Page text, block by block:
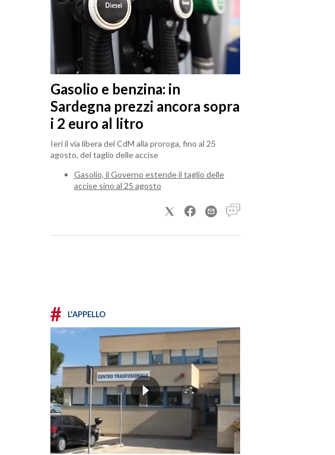
Gasolio e benzina: in
Sardegna prezzi ancora sopra
i 2 euro al litro
Ieri il via libera del CdM alla proroga, fino al 25
agosto, del taglio delle accise
Gasolio, il Governo estende il taglio delle
accise sino al 25 agosto
# L'APPELLO